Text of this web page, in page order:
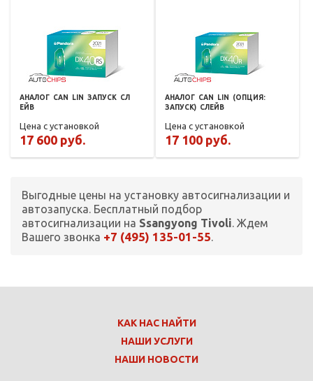
АНАЛОГ CAN LIN ЗАПУСК СЛ
ЕЙВ
Цена с установкой
17 600 руб.
АНАЛОГ CAN LIN
(ОПЦИЯ:
ЗАПУСК) СЛЕЙВ
Цена с установкой
17 100 руб.
Выгодные цены на установку автосигнализации и
автозапуска. Бесплатный подбор
автосигнализации на Ssangyong Tivoli. Ждем
Вашего звонка +7 (495) 135-01-55.
КАК НАС НАЙТИ
НАШИ УСЛУГИ
НАШИ НОВОСТИ